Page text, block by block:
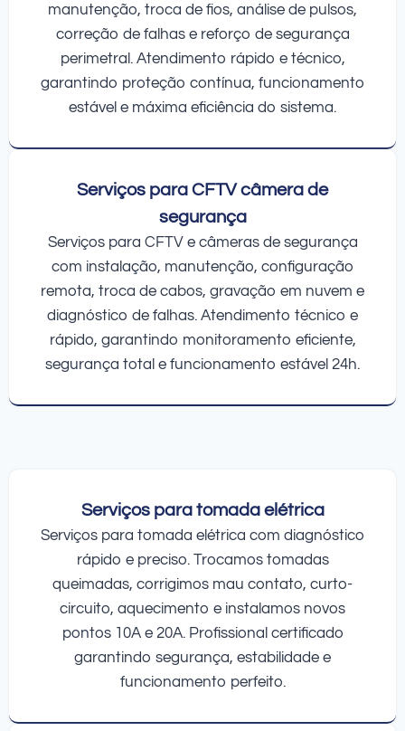
manutenção, troca de fios, análise de pulsos,
correção de falhas e reforço de segurança
perimetral. Atendimento rápido e técnico,
garantindo proteção contínua, funcionamento
estável e máxima eficiência do sistema.
Serviços para CFTV câmera de
segurança
Serviços para CFTV e câmeras de segurança
com instalação, manutenção, configuração
remota, troca de cabos, gravação em nuvem e
diagnóstico de falhas. Atendimento técnico e
rápido, garantindo monitoramento eficiente,
segurança total e funcionamento estável 24h.
Serviços para tomada elétrica
Serviços para tomada elétrica com diagnóstico
rápido e preciso. Trocamos tomadas
queimadas, corrigimos mau contato, curto-
circuito, aquecimento e instalamos novos
pontos 10A e 20A. Profissional certificado
garantindo segurança, estabilidade e
funcionamento perfeito.